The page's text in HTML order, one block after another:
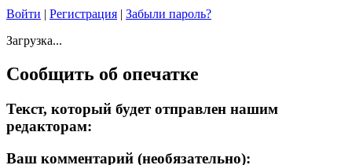
Войти | Регистрация | Забыли пароль?
Загрузка...
Сообщить об опечатке
Текст, который будет отправлен нашим
редакторам:
Ваш комментарий (необязательно):